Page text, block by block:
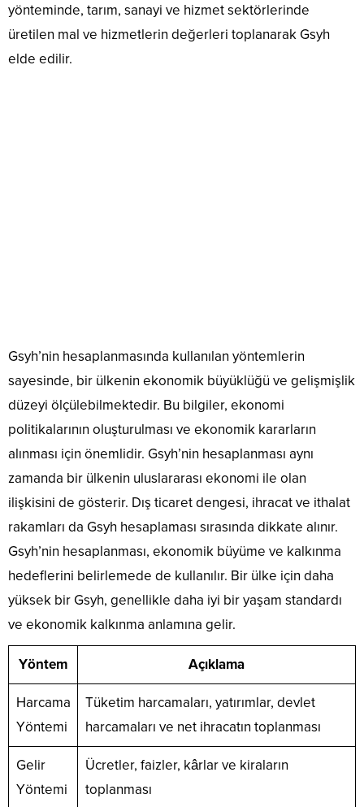
yönteminde, tarım, sanayi ve hizmet sektörlerinde
üretilen mal ve hizmetlerin değerleri toplanarak Gsyh
elde edilir.
Gsyh’nin hesaplanmasında kullanılan yöntemlerin
sayesinde, bir ülkenin ekonomik büyüklüğü ve gelişmişlik
düzeyi ölçülebilmektedir. Bu bilgiler, ekonomi
politikalarının oluşturulması ve ekonomik kararların
alınması için önemlidir. Gsyh’nin hesaplanması aynı
zamanda bir ülkenin uluslararası ekonomi ile olan
ilişkisini de gösterir. Dış ticaret dengesi, ihracat ve ithalat
rakamları da Gsyh hesaplaması sırasında dikkate alınır.
Gsyh’nin hesaplanması, ekonomik büyüme ve kalkınma
hedeflerini belirlemede de kullanılır. Bir ülke için daha
yüksek bir Gsyh, genellikle daha iyi bir yaşam standardı
ve ekonomik kalkınma anlamına gelir.
Yöntem Açıklama
Harcama
Yöntemi
Tüketim harcamaları, yatırımlar, devlet
harcamaları ve net ihracatın toplanması
Gelir
Yöntemi
Ücretler, faizler, kârlar ve kiraların
toplanması